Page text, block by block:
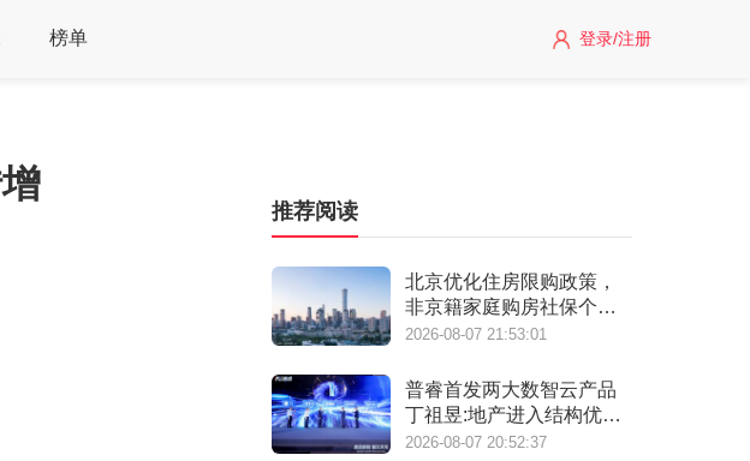
榜单 登录/注册
推荐阅读
北京优化住房限购政策，
非京籍家庭购房社保个税
缴纳年限下调为一年
2026-08-07 21:53:01
普睿首发两大数智云产品
丁祖昱:地产进入结构优化
阶段
2026-08-07 20:52:37